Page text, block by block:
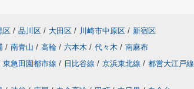
区 / 品川区 / 大田区 / 川崎市中原区 / 新宿区
/ 南青山 / 高輪 / 六本木 / 代々木 / 南麻布
東急田園都市線 / 日比谷線 / 京浜東北線 / 都営大江戸線